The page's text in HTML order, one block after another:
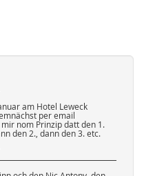
am Hotel Leweck
per email
nom Prinzip datt den 1.
den 2., dann den 3. etc.